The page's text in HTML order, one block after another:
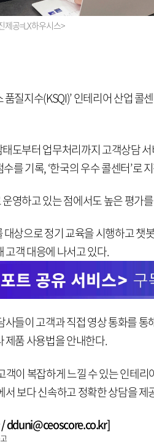
제공=LX하우시스>
질지수(KSQI)’ 인테리어 산업 콜
도부터 업무처리까지 고객상담
를 기록, ‘한국의 우수 콜센터’로
영하고 있는 점에서도 높은 평가
상으로 정기 교육을 시행하고 챗
고객 대응에 나서고 있다.
들이 고객과 직접 영상 통화를 통
제품 사용법을 안내한다.
객이 복잡하게 느낄 수 있는 인테
보다 신속하고 정확한 상담을 제
/ dduni@ceoscore.co.kr]